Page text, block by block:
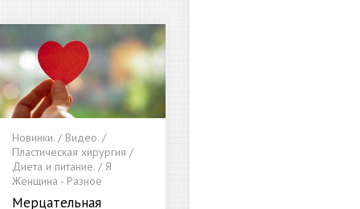
Новинки. / Видео. /
Пластическая хирургия /
Диета и питание. / Я
Женщина - Разное
Мерцательная